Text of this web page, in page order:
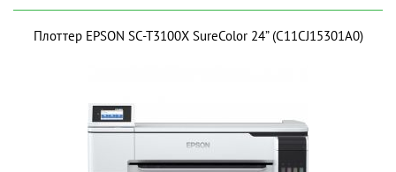
Плоттер EPSON SC-T3100X SureColor 24” (C11CJ15301A0)